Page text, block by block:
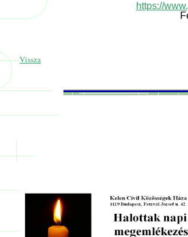
https://
Vissza